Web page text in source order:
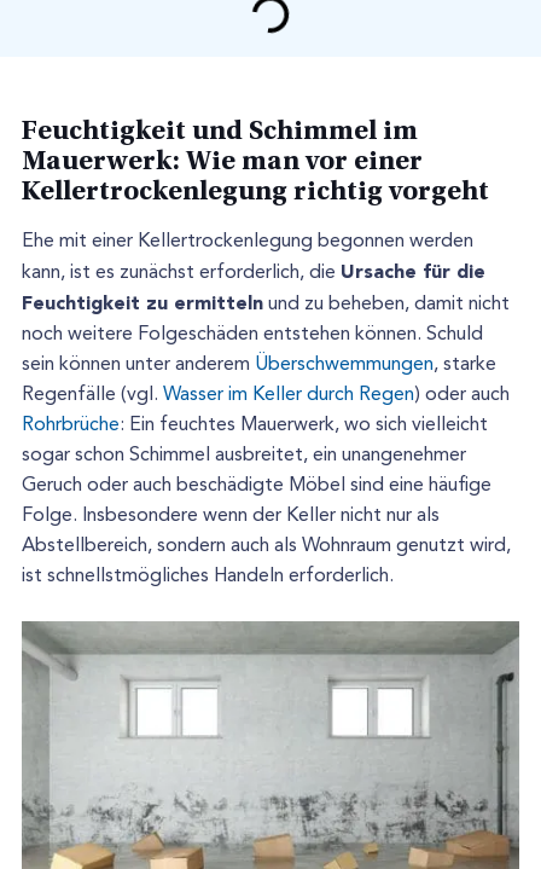
Feuchtigkeit und Schimmel im
Mauerwerk: Wie man vor einer
Kellertrockenlegung richtig vorgeht
Ehe mit einer Kellertrockenlegung begonnen werden
kann, ist es zunächst erforderlich, die Ursache für die
Feuchtigkeit zu ermitteln und zu beheben, damit nicht
noch weitere Folgeschäden entstehen können. Schuld
sein können unter anderem Überschwemmungen, starke
Regenfälle (vgl. Wasser im Keller durch Regen) oder auch
Rohrbrüche: Ein feuchtes Mauerwerk, wo sich vielleicht
sogar schon Schimmel ausbreitet, ein unangenehmer
Geruch oder auch beschädigte Möbel sind eine häufige
Folge. Insbesondere wenn der Keller nicht nur als
Abstellbereich, sondern auch als Wohnraum genutzt wird,
ist schnellstmögliches Handeln erforderlich.